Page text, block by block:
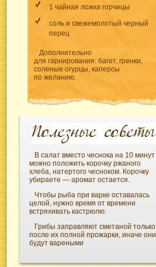
1 чайная ложка горчицы
соль и свежемолотый черный
перец
Дополнительно
для гарнирования: багет, гренки,
соленые огурцы, каперсы
по желанию.
В салат вместо чеснока на 10 минут
можно положить корочку ржаного
хлеба, натертого чесноком. Корочку
убираете — аромат остается.
Чтобы рыба при варке оставалась
целой, нужно время от времени
встряхивать кастрюлю.
Грибы заправляют сметаной только
после их полной прожарки, иначе они
будут вареными